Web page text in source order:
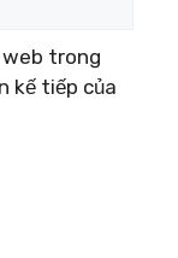
trong
kế tiếp của